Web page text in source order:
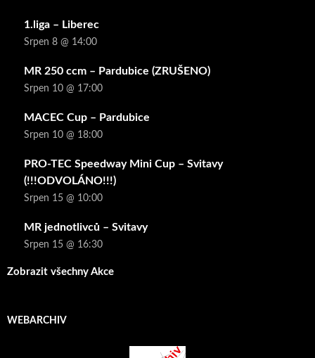
1.liga – Liberec
Srpen 8 @ 14:00
MR 250 ccm – Pardubice (ZRUŠENO)
Srpen 10 @ 17:00
MACEC Cup – Pardubice
Srpen 10 @ 18:00
PRO-TEC Speedway Mini Cup – Svitavy
(!!!ODVOLÁNO!!!)
Srpen 15 @ 10:00
MR jednotlivců – Svitavy
Srpen 15 @ 16:30
Zobrazit všechny Akce
WEBARCHIV